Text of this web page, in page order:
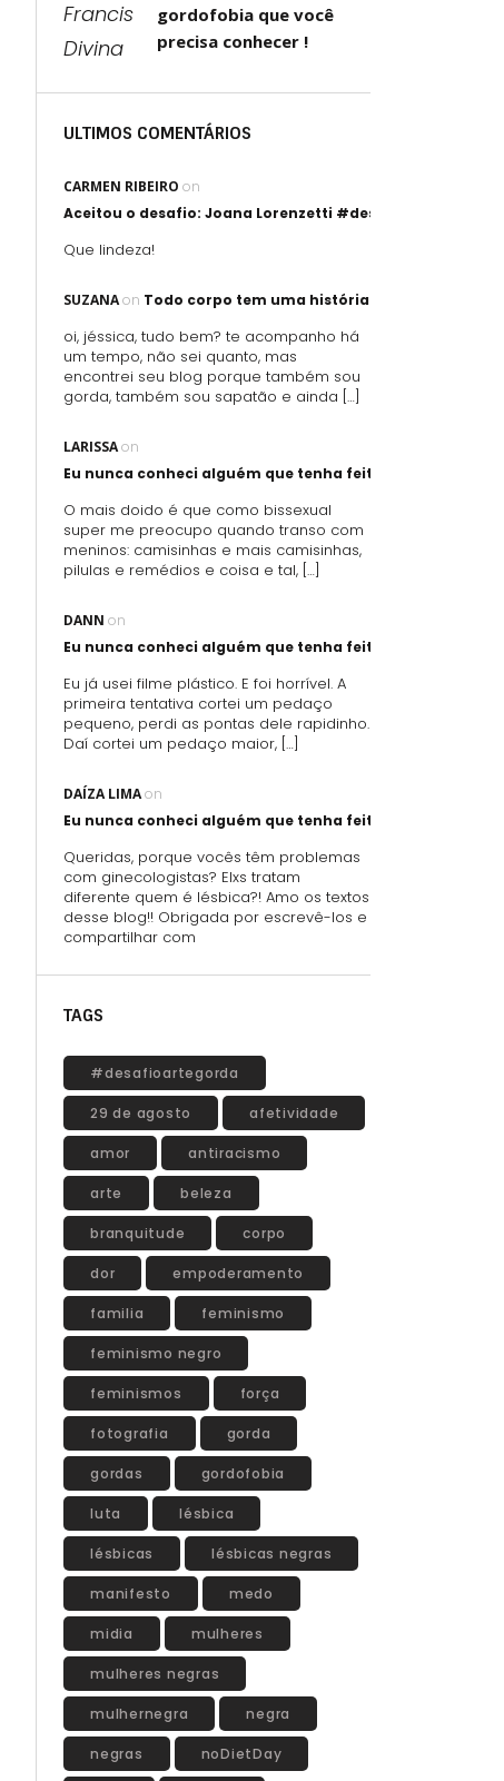
gordofobia que você
precisa conhecer !
ULTIMOS COMENTÁRIOS
CARMEN RIBEIRO on
Aceitou o desafio: Joana Lorenzetti #desafioartegorda
Que lindeza!
SUZANAon Todo corpo tem uma história
oi, jéssica, tudo bem? te acompanho há
um tempo, não sei quanto, mas
encontrei seu blog porque também sou
gorda, também sou sapatão e ainda […]
LARISSAon
Eu nunca conheci alguém que tenha feito sexo oral
O mais doido é que como bissexual
super me preocupo quando transo com
meninos: camisinhas e mais camisinhas,
pilulas e remédios e coisa e tal, […]
DANN on
Eu nunca conheci alguém que tenha feito sexo oral
Eu já usei filme plástico. E foi horrível. A
primeira tentativa cortei um pedaço
pequeno, perdi as pontas dele rapidinho.
Daí cortei um pedaço maior, […]
DAÍZA LIMAon
Eu nunca conheci alguém que tenha feito sexo oral
Queridas, porque vocês têm problemas
com ginecologistas? Elxs tratam
diferente quem é lésbica?! Amo os textos
desse blog!! Obrigada por escrevê-los e
compartilhar com
TAGS
#desafioartegorda
29 de agosto afetividade
amor antiracismo
arte beleza
branquitude corpo
dor empoderamento
familia feminismo
feminismo negro
feminismos força
fotografia gorda
gordas gordofobia
luta lésbica
lésbicas lésbicas negras
manifesto medo
midia mulheres
mulheres negras
mulhernegra negra
negras noDietDay